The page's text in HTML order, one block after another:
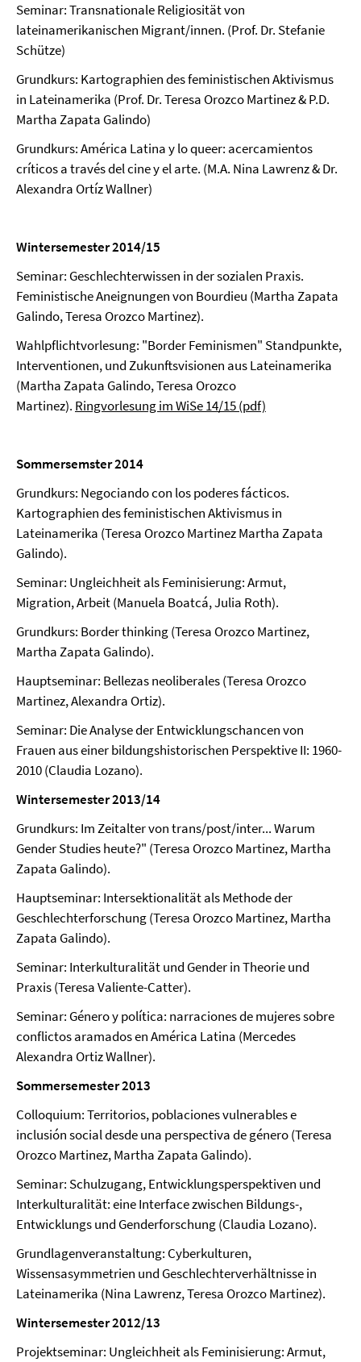
Seminar: Transnationale Religiosität von
lateinamerikanischen Migrant/innen. (Prof. Dr. Stefanie
Schütze)
Grundkurs: Kartographien des feministischen Aktivismus
in Lateinamerika (Prof. Dr. Teresa Orozco Martinez & P.D.
Martha Zapata Galindo)
Grundkurs: América Latina y lo queer: acercamientos
críticos a través del cine y el arte. (M.A. Nina Lawrenz & Dr.
Alexandra Ortíz Wallner)
Wintersemester 2014/15
Seminar: Geschlechterwissen in der sozialen Praxis.
Feministische Aneignungen von Bourdieu (Martha Zapata
Galindo, Teresa Orozco Martinez).
Wahlpflichtvorlesung: "Border Feminismen" Standpunkte,
Interventionen, und Zukunftsvisionen aus Lateinamerika
(Martha Zapata Galindo, Teresa Orozco
Martinez). Ringvorlesung im WiSe 14/15 (pdf)
Sommersemster 2014
Grundkurs: Negociando con los poderes fácticos.
Kartographien des feministischen Aktivismus in
Lateinamerika (Teresa Orozco Martinez Martha Zapata
Galindo).
Seminar: Ungleichheit als Feminisierung: Armut,
Migration, Arbeit (Manuela Boatcá, Julia Roth).
Grundkurs: Border thinking (Teresa Orozco Martinez,
Martha Zapata Galindo).
Hauptseminar: Bellezas neoliberales (Teresa Orozco
Martinez, Alexandra Ortiz).
Seminar: Die Analyse der Entwicklungschancen von
Frauen aus einer bildungshistorischen Perspektive II: 1960-
2010 (Claudia Lozano).
Wintersemester 2013/14
Grundkurs: Im Zeitalter von trans/post/inter... Warum
Gender Studies heute?" (Teresa Orozco Martinez, Martha
Zapata Galindo).
Hauptseminar: Intersektionalität als Methode der
Geschlechterforschung (Teresa Orozco Martinez, Martha
Zapata Galindo).
Seminar: Interkulturalität und Gender in Theorie und
Praxis (Teresa Valiente-Catter).
Seminar: Género y política: narraciones de mujeres sobre
conflictos aramados en América Latina (Mercedes
Alexandra Ortiz Wallner).
Sommersemester 2013
Colloquium: Territorios, poblaciones vulnerables e
inclusión social desde una perspectiva de género (Teresa
Orozco Martinez, Martha Zapata Galindo).
Seminar: Schulzugang, Entwicklungsperspektiven und
Interkulturalität: eine Interface zwischen Bildungs-,
Entwicklungs und Genderforschung (Claudia Lozano).
Grundlagenveranstaltung: Cyberkulturen,
Wissensasymmetrien und Geschlechterverhältnisse in
Lateinamerika (Nina Lawrenz, Teresa Orozco Martinez).
Wintersemester 2012/13
Projektseminar: Ungleichheit als Feminisierung: Armut,